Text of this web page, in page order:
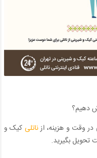
دهیم؟
در وقت و هزینه، ازناتلی کیک و